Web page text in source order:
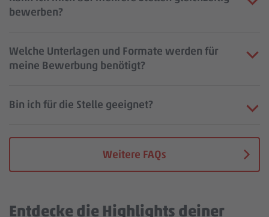
bewerben?
Welche Unterlagen und Formate werden für
meine Bewerbung benötigt?
Bin ich für die Stelle geeignet?
Weitere FAQs
Entdecke die Highlights deiner